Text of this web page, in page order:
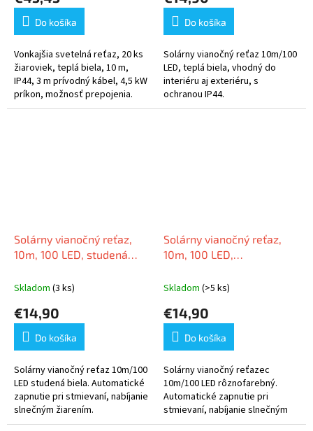
Do košíka
Vonkajšia svetelná reťaz, 20 ks
žiaroviek, teplá biela, 10 m,
IP44, 3 m prívodný kábel, 4,5 kW
príkon, možnosť prepojenia.
Do košíka
Solárny vianočný reťaz 10m/100
LED, teplá biela, vhodný do
interiéru aj exteriéru, s
ochranou IP44.
Solárny vianočný reťaz,
10m, 100 LED, studená
Skladom (3 ks)
€14,90
Do košíka
Solárny vianočný reťaz 10m/100
LED studená biela. Automatické
zapnutie pri stmievaní, nabíjanie
slnečným žiarením.
Solárny vianočný reťaz,
10m, 100 LED,
programov
Skladom (>5 ks)
€14,90
Do košíka
Solárny vianočný reťazec
10m/100 LED rôznofarebný.
Automatické zapnutie pri
stmievaní, nabíjanie slnečným
žiarením.